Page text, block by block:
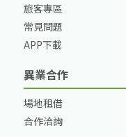
旅客專區
常見問題
APP下載
異業合作
場地租借
合作洽詢